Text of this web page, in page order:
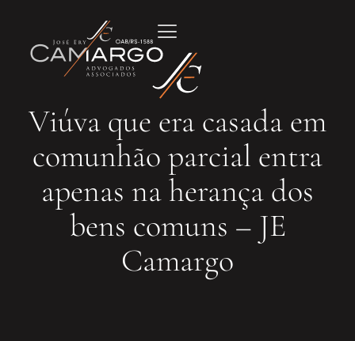
Viúva que era casada em
comunhão parcial entra
apenas na herança dos
bens comuns – JE
Camargo